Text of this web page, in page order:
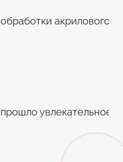
акрилового
увлекательное